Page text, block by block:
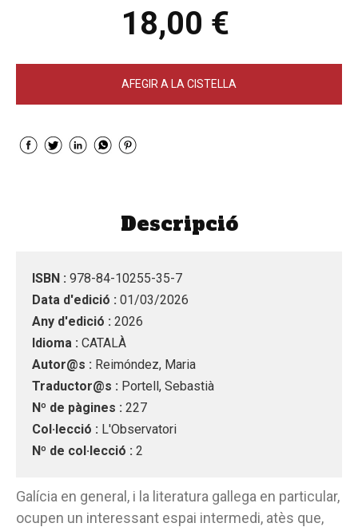
18,00 €
AFEGIR A LA CISTELLA
Descripció
ISBN : 978-84-10255-35-7
Data d'edició : 01/03/2026
Any d'edició : 2026
Idioma : CATALÀ
Autor@s : Reimóndez, Maria
Traductor@s : Portell, Sebastià
Nº de pàgines : 227
Col·lecció : L'Observatori
Nº de col·lecció : 2
Galícia en general, i la literatura gallega en particular,
ocupen un interessant espai intermedi, atès que,